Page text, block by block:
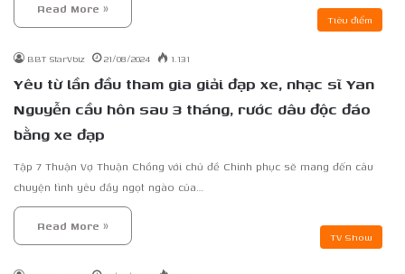
Read More »
Tiêu điểm
BBT StarVbiz 21/08/2024 1.131
Yêu từ lần đầu tham gia giải đạp xe, nhạc sĩ Yan
Nguyễn cầu hôn sau 3 tháng, rước dâu độc đáo
bằng xe đạp
Tập 7 Thuận Vợ Thuận Chồng với chủ đề Chinh phục sẽ mang đến câu
chuyện tình yêu đầy ngọt ngào của…
Read More »
TV Show